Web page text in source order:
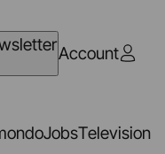
Account
JobsTelevision